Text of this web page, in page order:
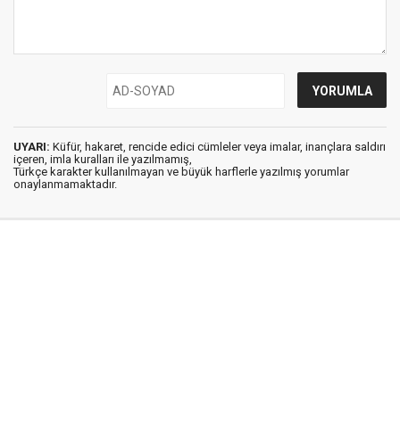
UYARI: Küfür, hakaret, rencide edici cümleler veya imalar, inançlara saldırı
içeren, imla kuralları ile yazılmamış,
Türkçe karakter kullanılmayan ve büyük harflerle yazılmış yorumlar
onaylanmamaktadır.